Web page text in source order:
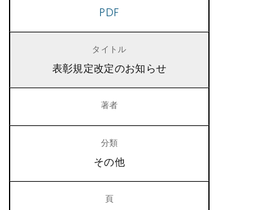
PDF
表彰規定改定のお知らせ
その他